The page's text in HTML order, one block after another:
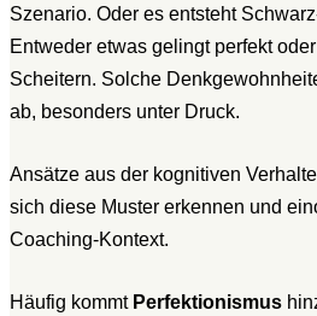
Szenario. Oder es entsteht
Entweder etwas gelingt perfekt
Scheitern. Solche
ab, besonders unter Druck.
Ansätze aus der kognitiven
sich diese Muster erkennen und
Coaching-Kontext.
Häufig kommt Perfektionismus